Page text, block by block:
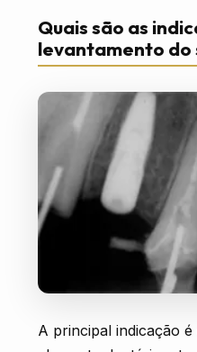
Quais são as
levantamento do
A principal indicação